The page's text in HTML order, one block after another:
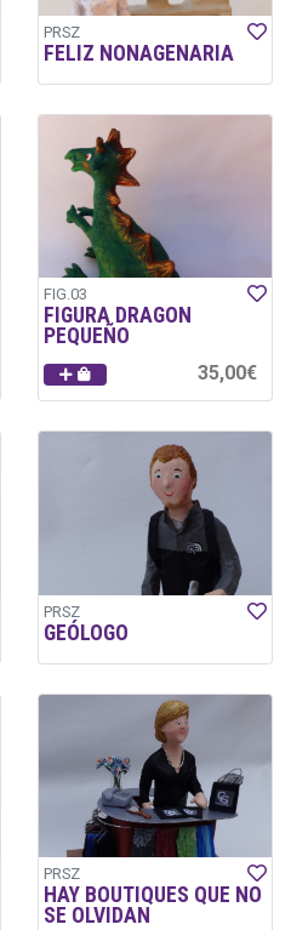
PRSZ
FELIZ NONAGENARIA
FIG.03
FIGURA DRAGON
PEQUEÑO
35,00€
PRSZ
GEÓLOGO
PRSZ
HAY BOUTIQUES QUE NO
SE OLVIDAN